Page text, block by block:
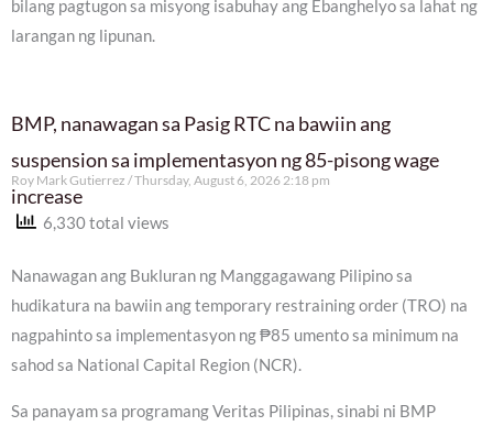
bilang pagtugon sa misyong isabuhay ang Ebanghelyo sa lahat ng
larangan ng lipunan.
BMP, nanawagan sa Pasig RTC na bawiin ang
suspension sa implementasyon ng 85-pisong wage
increase
Roy Mark Gutierrez Thursday, August 6, 2026 2:18 pm
6,330 total views
Nanawagan ang Bukluran ng Manggagawang Pilipino sa
hudikatura na bawiin ang temporary restraining order (TRO) na
nagpahinto sa implementasyon ng ₱85 umento sa minimum na
sahod sa National Capital Region (NCR).
Sa panayam sa programang Veritas Pilipinas, sinabi ni BMP